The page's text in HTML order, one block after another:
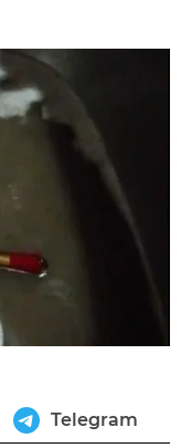
Telegram